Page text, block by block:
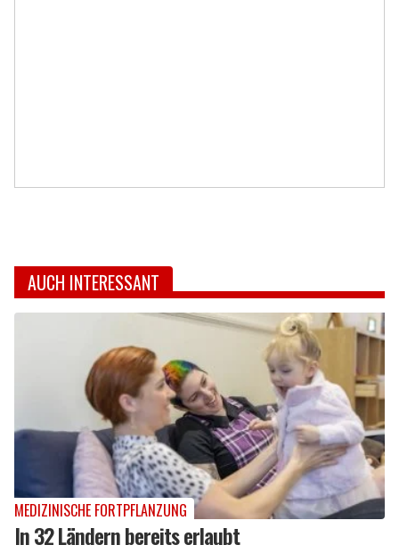
AUCH INTERESSANT
MEDIZINISCHE FORTPFLANZUNG
In 32 Ländern bereits erlaubt